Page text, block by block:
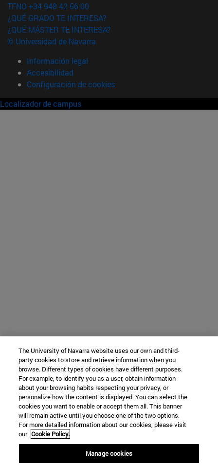
TFNO +34 948 42 56 00
¿QUÉ GRADO TE INTERESA?
¿QUÉ MÁSTER TE INTERESA?
© Universidad de Navarra
Información legal
Accesibilidad
Configuración de cookies
Localizador de campus
The University of Navarra website uses our own and third-
party cookies to store and retrieve information when you
browse. Different types of cookies have different purposes.
For example, to identify you as a user, obtain information
about your browsing habits respecting your privacy, or
personalize how the content is displayed. You can select the
cookies you want to enable or accept them all. This banner
will remain active until you choose one of the two options.
For more detailed information about our cookies, please visit
our Cookie Policy.
Manage cookies